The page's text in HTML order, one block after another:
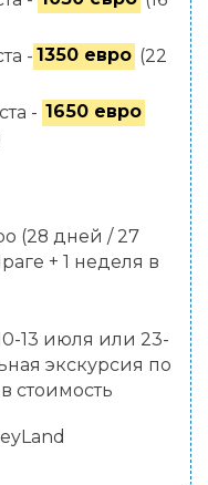
- 1350 евро (22
- 1650 евро
(28 дней / 27
+ 1 неделя в
13 июля или 23-
экскурсия по
стоимость